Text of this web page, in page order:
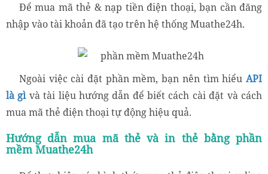
Để mua mã thẻ & nạp tiền điện thoại, bạn cần đăng
nhập vào tài khoản đã tạo trên hệ thống Muathe24h.
Ngoài việc cài đặt phần mềm, bạn nên tìm hiểu API
là gìvà tài liệu hướng dẫn để biết cách cài đặt và cách
mua mã thẻ điện thoại tự động hiệu quả.
Hướng dẫn mua mã thẻ và in thẻ bằng phần
mềm Muathe24h